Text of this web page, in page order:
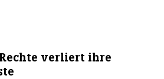
verliert ihre